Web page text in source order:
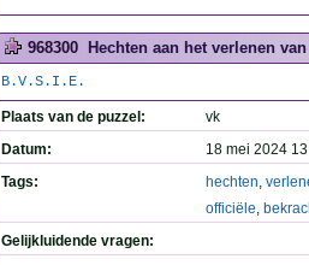
968300 Hechten aan het verlenen
B.V.S.I.E.
Plaats van de puzzel:
vk
Datum:
18 mei 2024
Tags:
hechten,
officiële,
Gelijkluidende vragen: